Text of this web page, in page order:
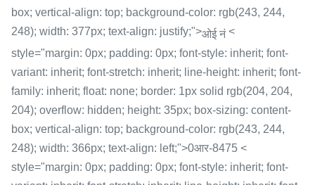
box; vertical-align: top; background-color: rgb(243, 244,
248); width: 377px; text-align: justify;">ओई नं<
style="margin: 0px; padding: 0px; font-style: inherit; font-
variant: inherit; font-stretch: inherit; line-height: inherit; font-
family: inherit; float: none; border: 1px solid rgb(204, 204,
204); overflow: hidden; height: 35px; box-sizing: content-
box; vertical-align: top; background-color: rgb(243, 244,
248); width: 366px; text-align: left;">0आर-8475 <
style="margin: 0px; padding: 0px; font-style: inherit; font-